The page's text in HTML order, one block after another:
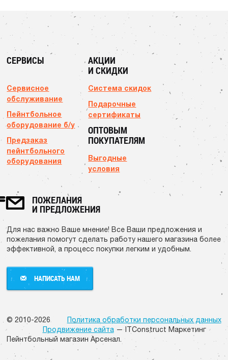
СЕРВИСЫ
Сервисное
обслуживание
Пейнтбольное
оборудование б/у
Предзаказ
пейнтбольного
оборудования
АКЦИИ
И СКИДКИ
Система скидок
Подарочные
сертификаты
ОПТОВЫМ
ПОКУПАТЕЛЯМ
Выгодные
условия
ПОЖЕЛАНИЯ
И ПРЕДЛОЖЕНИЯ
Для нас важно Ваше мнение! Все Ваши предложения и
пожелания помогут сделать работу нашего магазина более
эффективной, а процесс покупки легким и удобным.
НАПИСАТЬ НАМ
Политика обработки персональных данных
Продвижение сайта— ITConstruct Маркетинг
© 2010-2026
Пейнтбольный магазин Арсенал.